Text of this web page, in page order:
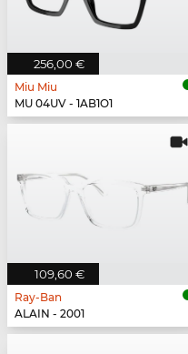
256,00 €
Miu Miu
MU 04UV - 1AB1O1
109,60 €
Ray-Ban
ALAIN - 2001